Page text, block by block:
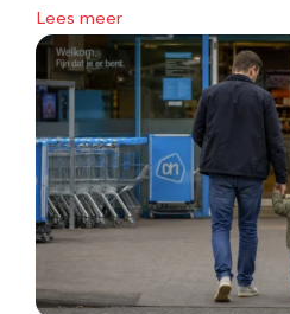
Lees meer